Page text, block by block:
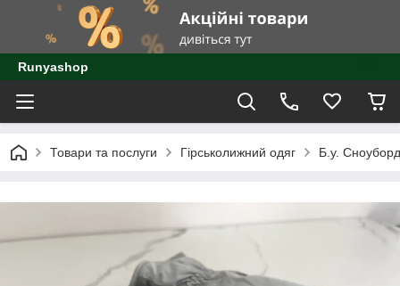
Runyashop
Товари та послуги Гірськолижний одяг Б.у. Сноуборд